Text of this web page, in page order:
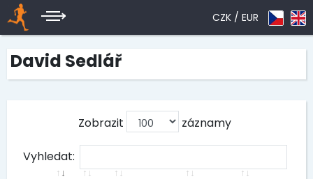
CZK / EUR
David Sedlář
Zobrazit záznamy
Vyhledat: